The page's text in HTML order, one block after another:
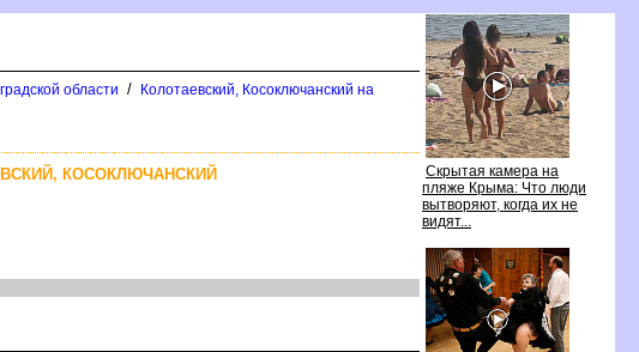
Скрытая камера на
пляже Крыма: Что люди
ытворяют, когда их не
идят...
области /
Колотаевский, Косоключанский на
КОСОКЛЮЧАНСКИЙ